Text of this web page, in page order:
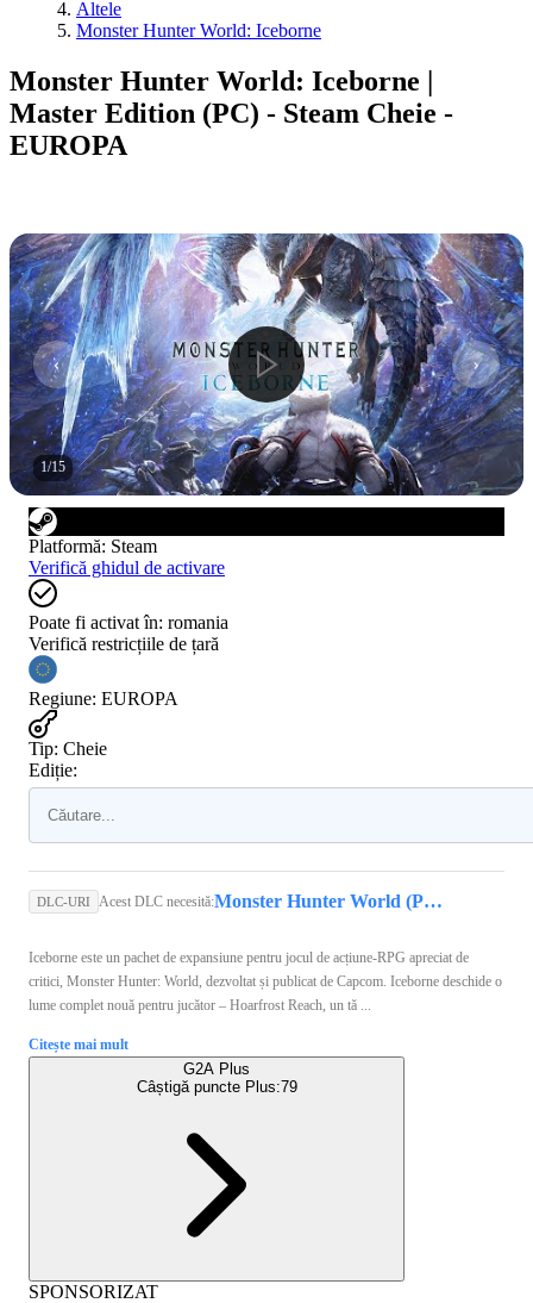
Altele
Monster Hunter World: Iceborne
Monster Hunter World: Iceborne |
Master Edition (PC) - Steam Cheie -
EUROPA
1/15
Platformă: Steam
Verifică ghidul de activare
Poate fi activat în: romania
Verifică restricțiile de țară
Regiune: EUROPA
Tip: Cheie
Ediție:
DLC-URI Acest DLC necesită: Monster Hunter World (PC) - Steam Key - GLOBAL
Iceborne este un pachet de expansiune pentru jocul de acțiune-RPG apreciat de
critici, Monster Hunter: World, dezvoltat și publicat de Capcom. Iceborne deschide o
lume complet nouă pentru jucător – Hoarfrost Reach, un tă ...
Citește mai mult
G2A Plus
Câștigă puncte Plus:79
SPONSORIZAT